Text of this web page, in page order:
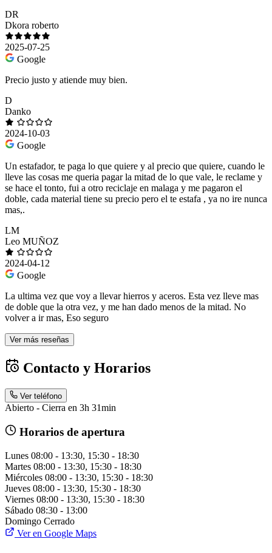
DR
Dkora roberto
2025-07-25
Google
Precio justo y atiende muy bien.
D
Danko
2024-10-03
Google
Un estafador, te paga lo que quiere y al precio que quiere, cuando le
lleve las cosas me queria pagar la mitad de lo que vale, le reclame y
se hace el tonto, fui a otro reciclaje en malaga y me pagaron el
doble, cada material tiene su precio pero el te estafa , ya no ire nunca
mas,.
LM
Leo MUÑOZ
2024-04-12
Google
La ultima vez que voy a llevar hierros y aceros. Esta vez lleve mas
de doble que la otra vez, y me han dado menos de la mitad. No
volver a ir mas, Eso seguro
Ver más reseñas
Contacto y Horarios
Ver teléfono
Abierto - Cierra en 3h 31min
Horarios de apertura
Lunes 08:00 - 13:30, 15:30 - 18:30
Martes 08:00 - 13:30, 15:30 - 18:30
Miércoles 08:00 - 13:30, 15:30 - 18:30
Jueves 08:00 - 13:30, 15:30 - 18:30
Viernes 08:00 - 13:30, 15:30 - 18:30
Sábado 08:30 - 13:00
Domingo Cerrado
Ver en Google Maps